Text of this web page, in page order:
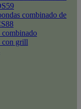
combinado de
con grill